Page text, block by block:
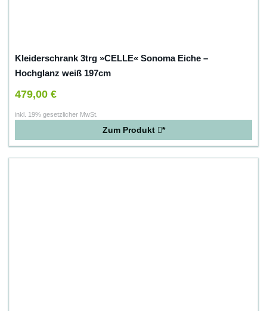
Kleiderschrank 3trg »CELLE« Sonoma Eiche –
Hochglanz weiß 197cm
479,00 €
inkl. 19% gesetzlicher MwSt.
Zum Produkt *